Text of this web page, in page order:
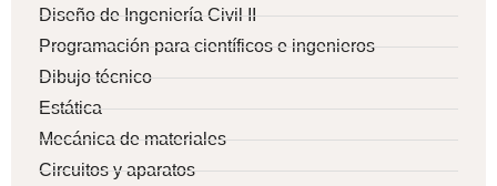
Diseño de Ingeniería Civil II
Programación para científicos e ingenieros
Dibujo técnico
Estática
Mecánica de materiales
Circuitos y aparatos